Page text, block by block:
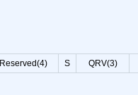
Reserved(4) S QRV(3)